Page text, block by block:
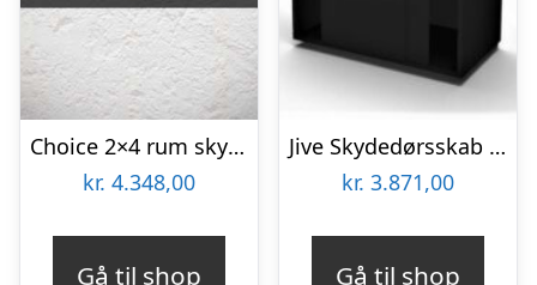
Choice 2×4 rum skydedørsskab – 160 cm bred
kr. 4.348,00
Gå til shop
Jive Skydedørsskab – 6 rum – 78 cm bred
kr. 3.871,00
Gå til shop